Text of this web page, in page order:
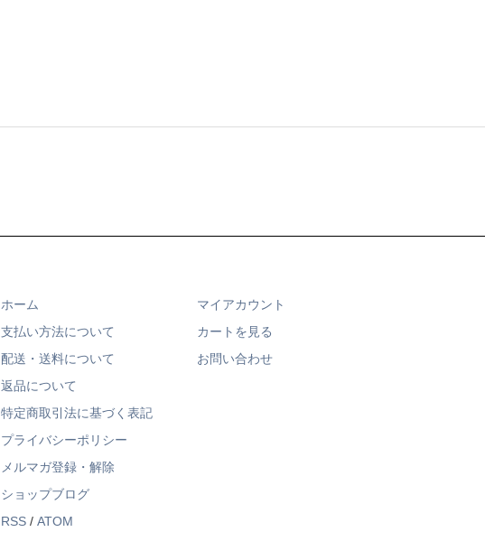
ホーム
支払い方法について
配送・送料について
返品について
特定商取引法に基づく表記
プライバシーポリシー
メルマガ登録・解除
ショップブログ
RSS / ATOM
マイアカウント
カートを見る
お問い合わせ